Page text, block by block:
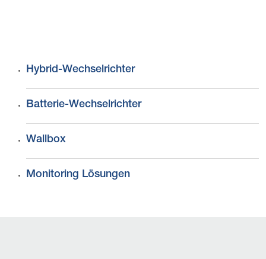
Hybrid-Wechselrichter
Batterie-Wechselrichter
Wallbox
Monitoring Lösungen